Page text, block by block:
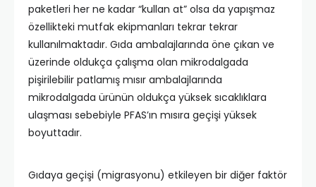
paketleri her ne kadar “kullan at” olsa da yapışmaz
özellikteki mutfak ekipmanları tekrar tekrar
kullanılmaktadır. Gıda ambalajlarında öne çıkan ve
üzerinde oldukça çalışma olan mikrodalgada
pişirilebilir patlamış mısır ambalajlarında
mikrodalgada ürünün oldukça yüksek sıcaklıklara
ulaşması sebebiyle PFAS’ın mısıra geçişi yüksek
boyuttadır.
Gıdaya geçişi (migrasyonu) etkileyen bir diğer faktör